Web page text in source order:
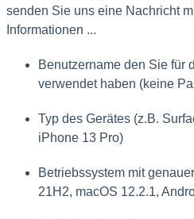
senden Sie uns eine Nachricht
Informationen ...
Benutzername den Sie für
verwendet haben (keine
Typ des Gerätes (z.B.
iPhone 13 Pro)
Betriebssystem mit
21H2, macOS 12.2.1,